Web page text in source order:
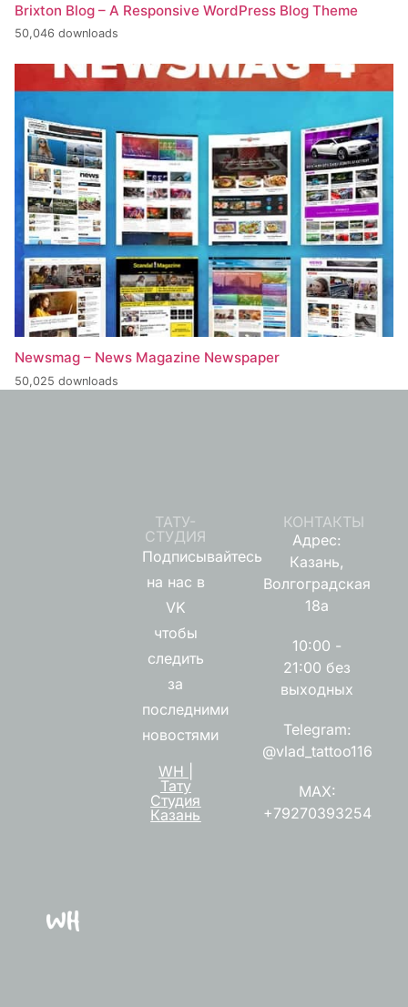
Brixton Blog – A Responsive WordPress Blog Theme
50,046 downloads
Newsmag – News Magazine Newspaper
50,025 downloads
ТАТУ-
СТУДИЯ
Подписывайтесь
на нас в
VK
чтобы
следить
за
последними
новостями
WH |
Тату
Студия
Казань
КОНТАКТЫ
Адрес:
Казань,
Волгоградская
18а
10:00 -
21:00 без
выходных
Telegram:
@vlad_tattoo116
MAX:
+79270393254